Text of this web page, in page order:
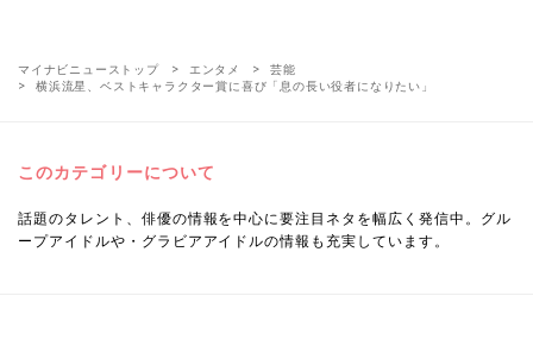
マイナビニューストップ エンタメ
芸能
横浜流星、ベストキャラクター賞に喜び「息の長い役者になりたい」
このカテゴリーについて
話題のタレント、俳優の情報を中心に要注目ネタを幅広く発信中。グル
ープアイドルや・グラビアアイドルの情報も充実しています。